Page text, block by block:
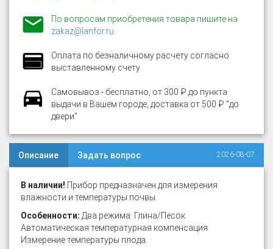
По вопросам приобретения товара пишите на
zakaz@lanfor.ru
Оплата по безналичному расчету согласно
выставленному счету
Самовывоз - бесплатно, от 300 ₽ до пункта
выдачи в Вашем городе, доставка от 500 ₽ "до
двери"
Описание Задать вопрос 2026-08-07
В наличии! Прибор предназначен для измерения
влажности и температуры почвы.
Особенности: Два режима: Глина/Песок
Автоматическая температурная компенсация
Измерение температуры плода.